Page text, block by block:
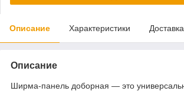
Описание Характеристики Доставка
Описание
Ширма-панель доборная — это